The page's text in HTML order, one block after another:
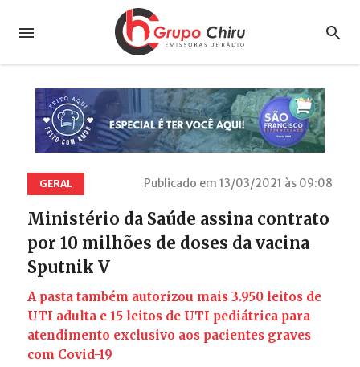
GERAL Publicado em 13/03/2021 às 09:08
Ministério da Saúde assina contrato
por 10 milhões de doses da vacina
Sputnik V
A pasta também autorizou mais 3.950 leitos de
UTI adulta e 15 leitos de UTI pediátrica para
atendimento exclusivo aos pacientes graves
com Covid-19